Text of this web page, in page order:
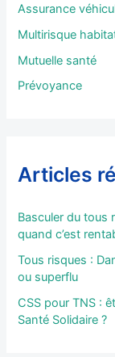
rAssurance
Multirisque
Mutuelle santé
Prévoyance
Articles
Basculer du tous
quand c’est
Tous risques :
ou superflu
CSS pour TNS :
Santé Solidaire ?